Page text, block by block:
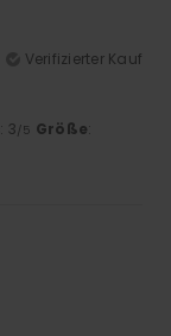
Verifizierter Kauf
: 3/5 Größe: